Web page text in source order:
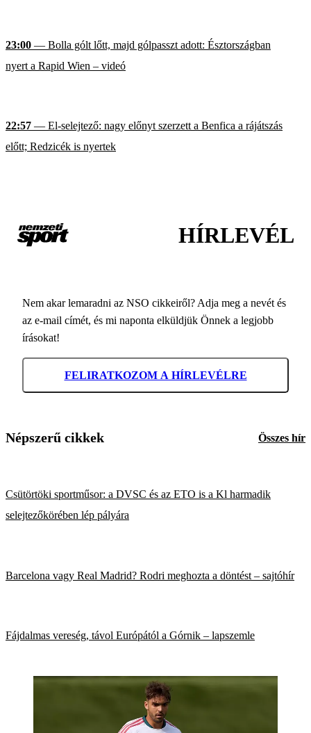
23:00 — Bolla gólt lőtt, majd gólpasszt adott: Észtországban
nyert a Rapid Wien – videó
22:57 — El-selejtező: nagy előnyt szerzett a Benfica a rájátszás
előtt; Redzicék is nyertek
HÍRLEVÉL
Nem akar lemaradni az NSO cikkeiről? Adja meg a nevét és
az e-mail címét, és mi naponta elküldjük Önnek a legjobb
írásokat!
FELIRATKOZOM A HÍRLEVÉLRE
Népszerű cikkek Összes hír
Csütörtöki sportműsor: a DVSC és az ETO is a Kl harmadik
selejtezőkörében lép pályára
Barcelona vagy Real Madrid? Rodri meghozta a döntést – sajtóhír
Fájdalmas vereség, távol Európától a Górnik – lapszemle